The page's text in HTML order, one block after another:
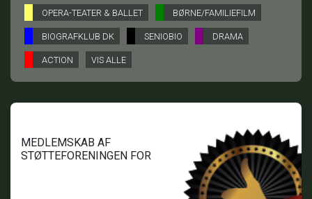
OPERA-TEATER & BALLET BØRNE/FAMILIEFILM
BIOGRAFKLUB DK SENIOBIO DRAMA
ACTION VIS ALLE
MEDLEMSKAB AF
STØTTEFORENINGEN FOR